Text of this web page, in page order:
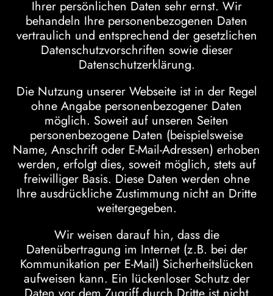
Ihrer persönlichen Daten sehr ernst. Wir
behandeln Ihre personenbezogenen Daten
vertraulich und entsprechend der gesetzlichen
Datenschutzvorschriften sowie dieser
Datenschutzerklärung.
Die Nutzung unserer Webseite ist in der Regel
ohne Angabe personenbezogener Daten
möglich. Soweit auf unseren Seiten
personenbezogene Daten (beispielsweise
Name, Anschrift oder E-Mail-Adressen) erhoben
werden, erfolgt dies, soweit möglich, stets auf
freiwilliger Basis. Diese Daten werden ohne
Ihre ausdrückliche Zustimmung nicht an Dritte
weitergegeben.
Wir weisen darauf hin, dass die
Datenübertragung im Internet (z.B. bei der
Kommunikation per E-Mail) Sicherheitslücken
aufweisen kann. Ein lückenloser Schutz der